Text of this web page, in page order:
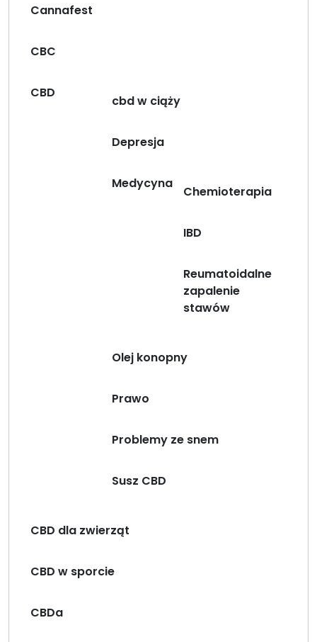
Cannafest
CBC
CBD
cbd w ciąży
Depresja
Medycyna
Chemioterapia
IBD
Reumatoidalne
zapalenie
stawów
Olej konopny
Prawo
Problemy ze snem
Susz CBD
CBD dla zwierząt
CBD w sporcie
CBDa